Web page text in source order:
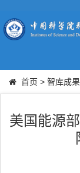
首页 > 智库成果
美国能源